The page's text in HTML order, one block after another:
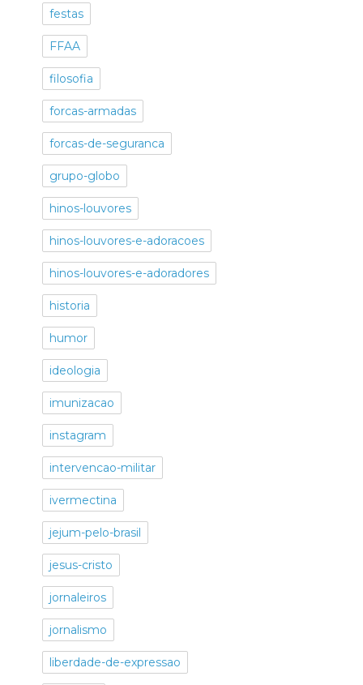
festas
FFAA
filosofia
forcas-armadas
forcas-de-seguranca
grupo-globo
hinos-louvores
hinos-louvores-e-adoracoes
hinos-louvores-e-adoradores
historia
humor
ideologia
imunizacao
instagram
intervencao-militar
ivermectina
jejum-pelo-brasil
jesus-cristo
jornaleiros
jornalismo
liberdade-de-expressao